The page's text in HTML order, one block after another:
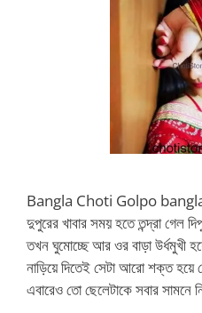
Bangla Choti Golpo
দুপুরের খাবার সময় হতে তন্দ্রা গেল
তখন ঘুমোচ্ছে আর ওর বাড়া উর্ধমুখী
নাড়িয়ে দিতেই সেটা আরো শক্ত হয়ে
এবারেও তো ছেলেটাকে সবার সামনে